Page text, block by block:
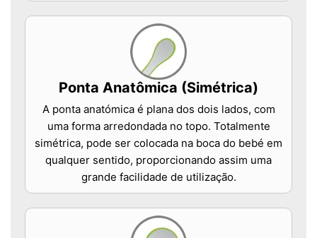
Ponta Anatômica (Simétrica)
A ponta anatómica é plana dos dois lados, com
uma forma arredondada no topo. Totalmente
simétrica, pode ser colocada na boca do bebé em
qualquer sentido, proporcionando assim uma
grande facilidade de utilização.